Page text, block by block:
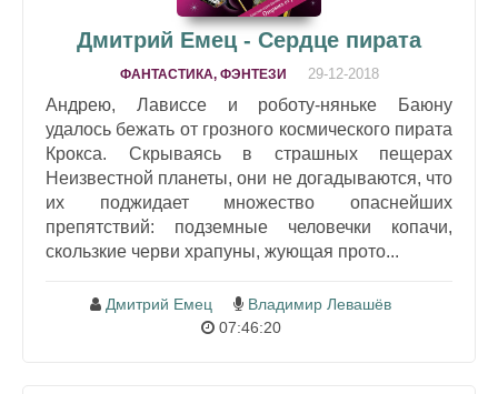
Дмитрий Емец - Сердце пирата
ФАНТАСТИКА, ФЭНТЕЗИ 29-12-2018
Андрею, Лависсе и роботу-няньке Баюну
удалось бежать от грозного космического пирата
Крокса. Скрываясь в страшных пещерах
Неизвестной планеты, они не догадываются, что
их поджидает множество опаснейших
препятствий: подземные человечки копачи,
скользкие черви храпуны, жующая прото...
Дмитрий Емец
Владимир Левашёв
07:46:20